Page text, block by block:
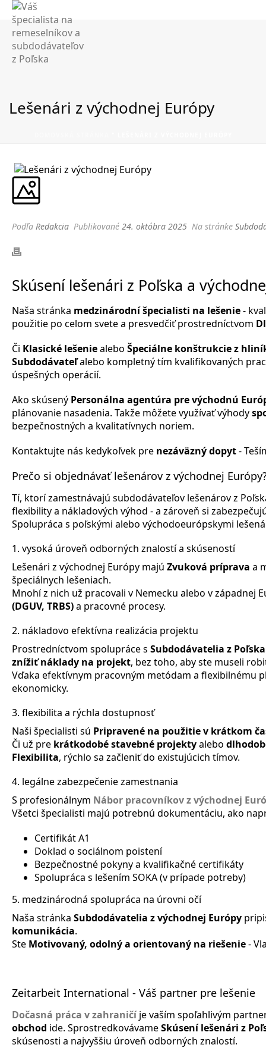
Lešenári z východnej Európy
Podľa Redakcia Publikované 24. októbra 2025 Na stránke
Skúsení lešenári z Poľska a
Naša stránka medzinárodní špecialisti na lešenie-
použitie po celom svete a presvedčiť prostredníctvom
Či Klasické lešeniealebo Špeciálne konštrukcie z
Subdodávateľalebo kompletný tím kvalifikovaných
úspešných operácií.
Ako skúsený Personálna agentúra pre východnú
plánovanie nasadenia. Takže môžete využívať výhody
bezpečnostných a kvalitatívnych noriem.
Kontaktujte nás kedykoľvek pre nezáväzný dopyt-
Prečo si objednávať lešenárov z východnej
Tí, ktorí zamestnávajú subdodávateľov lešenárov z
flexibility a nákladových výhod - a zároveň si
Spolupráca s poľskými alebo východoeurópskymi
1. vysoká úroveň odborných znalostí a skúseností
Lešenári z východnej Európy majú Zvuková príprava a
špeciálnych lešeniach.
Mnohí z nich už pracovali v Nemecku alebo v západnej
(DGUV, TRBS)a pracovné procesy.
2. nákladovo efektívna realizácia projektu
Prostredníctvom spolupráce s Subdodávatelia z
znížiť náklady na projekt, bez toho, aby ste museli
Vďaka efektívnym pracovným metódam a flexibilnému
ekonomicky.
3. flexibilita a rýchla dostupnosť
Naši špecialisti sú Pripravené na použitie v krátkom
Či už pre krátkodobé stavebné projektyalebo
Flexibilita, rýchlo sa začleniť do existujúcich tímov.
4. legálne zabezpečenie zamestnania
S profesionálnym Nábor pracovníkov z východnej
Všetci špecialisti majú potrebnú dokumentáciu, ako
Certifikát A1
Doklad o sociálnom poistení
Bezpečnostné pokyny a kvalifikačné certifikáty
Spolupráca s lešením SOKA (v prípade potreby)
5. medzinárodná spolupráca na úrovni očí
Naša stránka Subdodávatelia z východnej Európy
komunikácia.
Ste Motivovaný, odolný a orientovaný na riešenie-
Zeitarbeit International - Váš partner pre lešenie
Dočasná práca v zahraničíje vaším spoľahlivým
obchod ide. SprostredkovávameSkúsení lešenári z
skúsenosti a najvyššiu úroveň odborných znalostí.